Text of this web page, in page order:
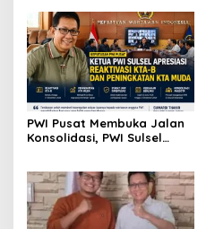
PWI Pusat Membuka Jalan
Konsolidasi, PWI Sulsel